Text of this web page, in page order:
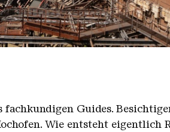
im Hintergrund
Veith
Guides.
Wie entsteht eigentlich